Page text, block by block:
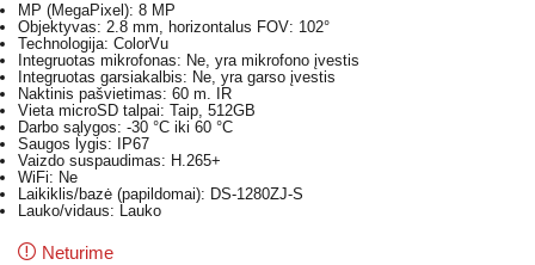
MP (MegaPixel): 8 MP
Objektyvas: 2.8 mm, horizontalus FOV: 102°
Technologija: ColorVu
Integruotas mikrofonas: Ne, yra mikrofono įvestis
Integruotas garsiakalbis: Ne, yra garso įvestis
Naktinis pašvietimas: 60 m. IR
Vieta microSD talpai: Taip, 512GB
Darbo sąlygos: -30 °C iki 60 °C
Saugos lygis: IP67
Vaizdo suspaudimas: H.265+
WiFi: Ne
Laikiklis/bazė (papildomai): DS-1280ZJ-S
Lauko/vidaus: Lauko
Neturime